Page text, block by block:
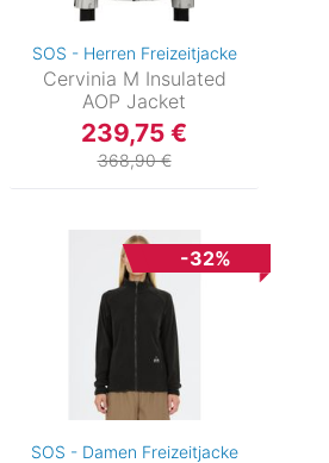
SOS - Herren Freizeitjacke
Cervinia M Insulated
AOP Jacket
239,75 €
368,90 €
-32%
SOS - Damen Freizeitjacke